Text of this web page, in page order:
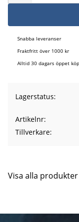
Snabba leveranser
Fraktfritt över 1000 kr
Alltid 30 dagars öppet köp
Lagerstatus
Artikelnr
Tillverkare
Visa alla